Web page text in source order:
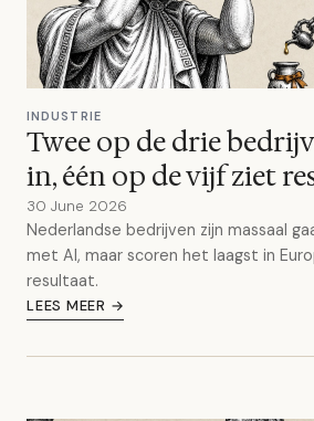
INDUSTRIE
Twee op de drie
in, één op de vijf ziet
30 June 2026
Nederlandse bedrijven zijn massaal
met AI, maar scoren het laagst in
resultaat.
LEES MEER →